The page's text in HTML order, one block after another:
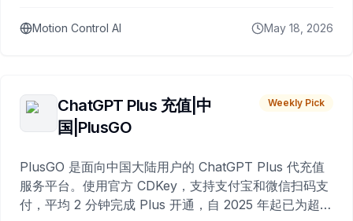
Motion Control AI May 18, 2026
ChatGPT Plus 充值|中
国|PlusGO
Weekly Pick
PlusGO 是面向中国大陆用户的 ChatGPT Plus 代充值
服务平台。使用官方 CDKey，支持支付宝和微信扫码支
付，平均 2 分钟完成 Plus 开通，自 2025 年起已为超过